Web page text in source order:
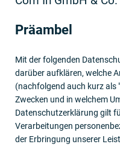
Präambel
Mit der folgenden
darüber aufklären, welche
(nachfolgend auch kurz als
Zwecken und in welchem
Datenschutzerklärung gilt
Verarbeitungen
der Erbringung unserer